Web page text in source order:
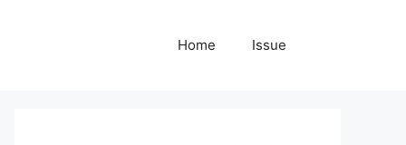
Home Issue